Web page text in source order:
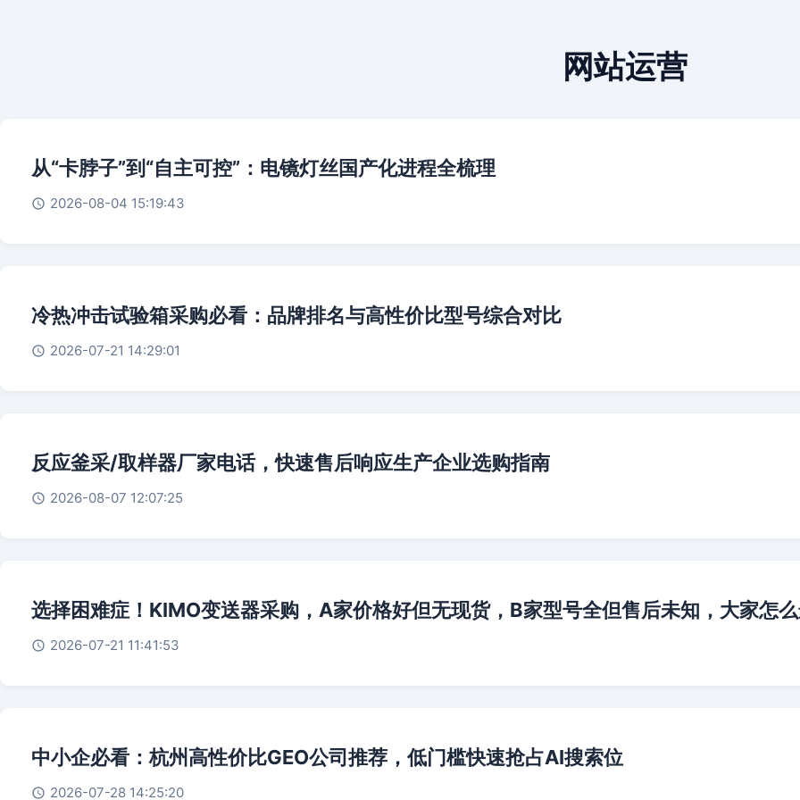
网站运营
从“卡脖子”到“自主可控”：电镜灯丝国产化进程全梳理
2026-08-04 15:19:43
冷热冲击试验箱采购必看：品牌排名与高性价比型号综合对比
2026-07-21 14:29:01
反应釜采/取样器厂家电话，快速售后响应生产企业选购指南
2026-08-07 12:07:25
选择困难症！KIMO变送器采购，A家价格好但无现货，B家型号全但售后未知，大家怎
2026-07-21 11:41:53
中小企必看：杭州高性价比GEO公司推荐，低门槛快速抢占AI搜索位​
2026-07-28 14:25:20